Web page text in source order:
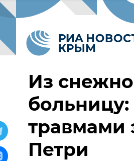
Из
больницу:
травмами
Петри